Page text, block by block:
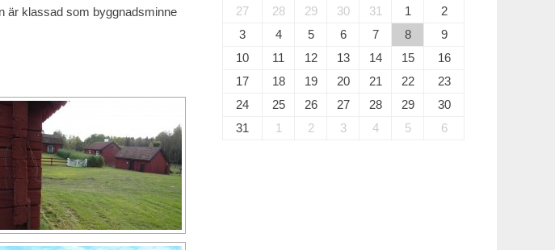
är klassad som byggnadsminne
27
28 29 30 31 1
2
3
4 5 6 7 8
9
10
11 12 13 14 15
16
17
18 19 20 21 22
23
24
25 26 27 28 29
30
31
1 2 3 4 5 6